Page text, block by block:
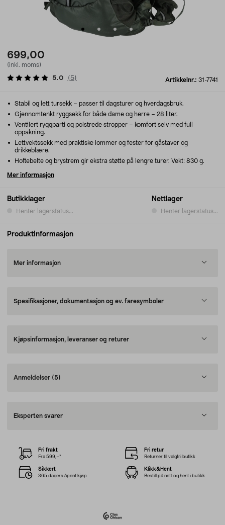
699,00
(inkl. moms)
Artikkelnr.: 31-7741
5.0 ( 5)
Butikklager
Henter lagerstatus...
Nettlager
Henter lagerstatus...
Stabil og lett tursekk – passer til dagsturer og hverdagsbruk.
Gjennomtenkt ryggsekk for både dame og herre – 28 liter.
Ventilert ryggparti og polstrede stropper – komfort selv med full
oppakning.
Lettvektssekk med praktiske lommer og fester for gåstaver og
drikkeblære.
Hoftebelte og brystrem gir ekstra støtte på lengre turer. Vekt: 830 g.
Mer informasjon
Produktinformasjon
Mer informasjon
Spesifikasjoner, dokumentasjon og ev. faresymboler
Kjøpsinformasjon, leveranser og returer
Anmeldelser (5)
Eksperten svarer
Fri frakt
Fra 599,–*
Fri retur
Returner til valgfri butikk
Sikkert
365 dagers åpent kjøp
Klikk&Hent
Bestill på nett og hent i butikk